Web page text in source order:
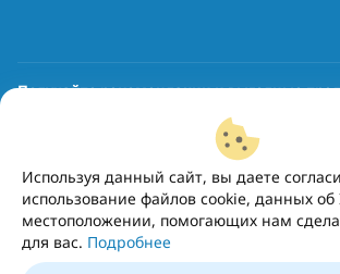
Используя данный сайт, вы даете
использование файлов cookie, данных об
местоположении, помогающих нам
для вас. Подробнее
Получайте рекомендации и выгодные
Подписаться